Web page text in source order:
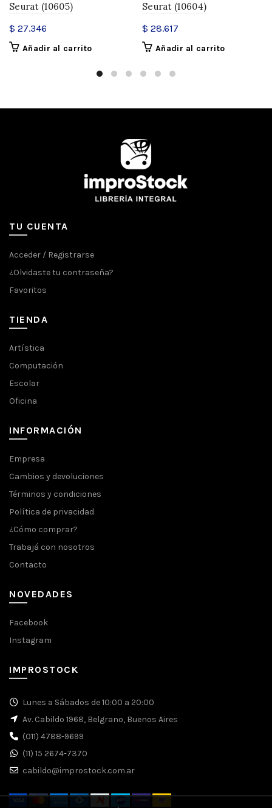
Seurat (10605)
$ 27.346
Añadir al carrito
Seurat (10604)
$ 28.617
Añadir al carrito
TU CUENTA
Acceder / Registrarse
¿Olvidaste tu contraseña?
Favoritos
TIENDA
Artística
Computación
Escolar
Oficina
INFORMACIÓN
Empresa
Cambios y devoluciones
Términos y condiciones
Política de privacidad
¿Cómo comprar?
Trabajá con nosotros
Contacto
NOVEDADES
Facebook
Instagram
IMPROSTOCK
Lunes a Sábados de 10:00 a 20:00
Av. Cabildo 1968, Belgrano, Buenos Aires
(011) 4788-9699
(11) 15 2674-7370
cabildo@improstock.com.ar